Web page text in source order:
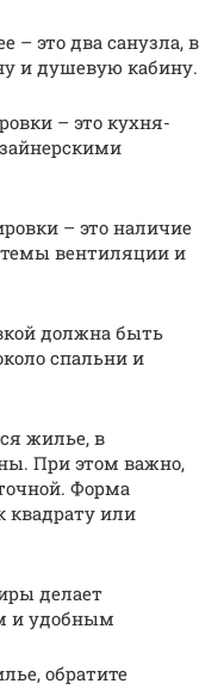
– это два санузла, в
и душевую кабину.
– это кухня-
– это наличие
вентиляции и
должна быть
спальни и
жилье, в
При этом важно,
Форма
квадрату или
делает
и удобным
обратите